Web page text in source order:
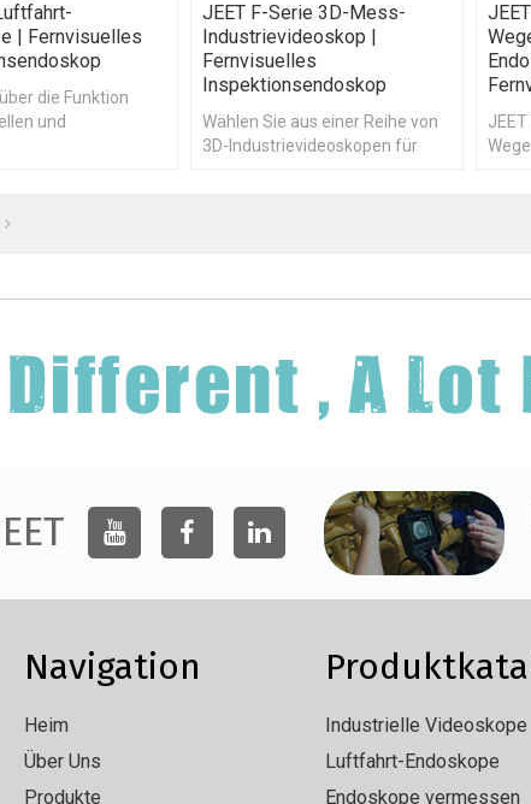
| Fernvisuelles
die Funktion
und
werden
JEET F-Serie 3D-Mess-
Industrievideoskop |
Fernvisuelles
Inspektionsendoskop
Wählen Sie aus einer Reihe von
3D-Industrievideoskopen für
Navigation
Heim
Über Uns
Produkte
Industrielle Videoskope
Luftfahrt-Endoskope
Endoskope vermessen